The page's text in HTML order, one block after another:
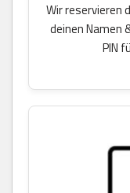
Wir reservieren
deinen Namen
PIN